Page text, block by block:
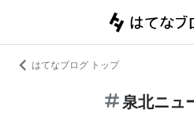
はてなブログ トップ
泉北ニュ